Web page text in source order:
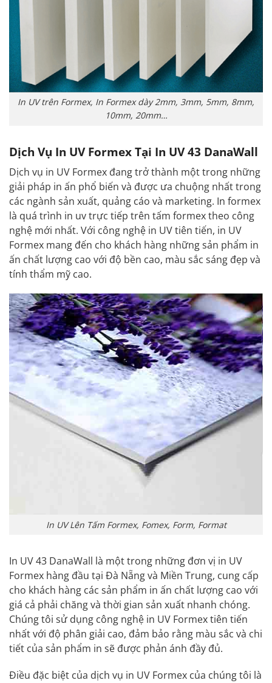
In UV trên Formex, In Formex dày 2mm, 3mm, 5mm, 8mm,
10mm, 20mm…
Dịch Vụ In UV Formex Tại In UV 43 DanaWall
Dịch vụ in UV Formex đang trở thành một trong những
giải pháp in ấn phổ biến và được ưa chuộng nhất trong
các ngành sản xuất, quảng cáo và marketing. In formex
là quá trình in uv trực tiếp trên tấm formex theo công
nghệ mới nhất. Với công nghệ in UV tiên tiến, in UV
Formex mang đến cho khách hàng những sản phẩm in
ấn chất lượng cao với độ bền cao, màu sắc sáng đẹp và
tính thẩm mỹ cao.
In UV Lên Tấm Formex, Fomex, Form, Format
In UV 43 DanaWall là một trong những đơn vị in UV
Formex hàng đầu tại Đà Nẵng và Miền Trung, cung cấp
cho khách hàng các sản phẩm in ấn chất lượng cao với
giá cả phải chăng và thời gian sản xuất nhanh chóng.
Chúng tôi sử dụng công nghệ in UV Formex tiên tiến
nhất với độ phân giải cao, đảm bảo rằng màu sắc và chi
tiết của sản phẩm in sẽ được phản ánh đầy đủ.
Điều đặc biệt của dịch vụ in UV Formex của chúng tôi là